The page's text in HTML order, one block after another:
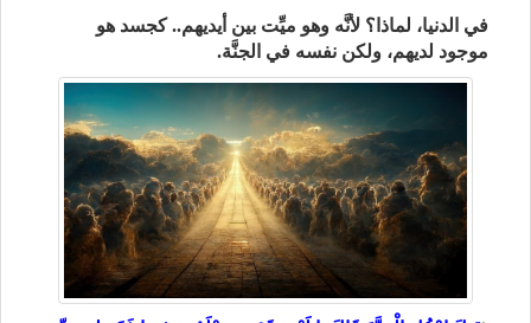
في الدنيا، لماذا؟ لأنَّه وهو ميِّت بين أيديهم.. كجسد هو
موجود لديهم، ولكن نفسه في الجنَّة.